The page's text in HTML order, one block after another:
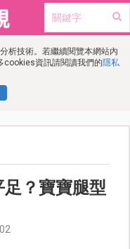
析技術。若繼續閱覽本網站內
cookies資訊請閱讀我們的隱私
足？寶寶腿型